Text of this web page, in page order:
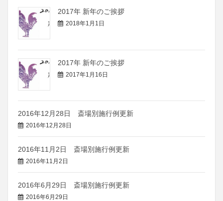
2017年 新年のご挨拶
2018年1月1日
2017年 新年のご挨拶
2017年1月16日
2016年12月28日 斎場別施行例更新
2016年12月28日
2016年11月2日 斎場別施行例更新
2016年11月2日
2016年6月29日 斎場別施行例更新
2016年6月29日